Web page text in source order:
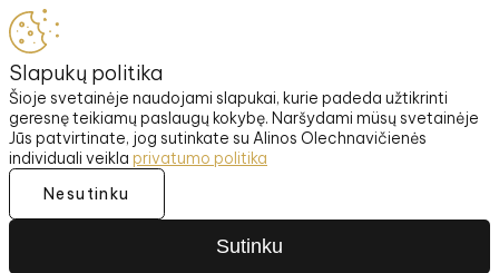
Slapukų politika
Šioje svetainėje naudojami slapukai, kurie padeda užtikrinti
geresnę teikiamų paslaugų kokybę. Naršydami müsų svetainėje
Jūs patvirtinate, jog sutinkate su Alinos Olechnavičienės
individuali veikla privatumo politika
Nesutinku
Sutinku